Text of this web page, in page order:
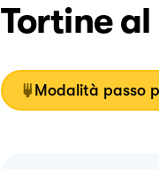
Tortine
Modalità passo